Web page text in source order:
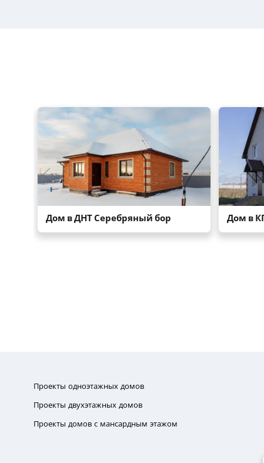
Проекты одноэтажных домов
Проекты двухэтажных домов
Проекты домов с мансардным этажом